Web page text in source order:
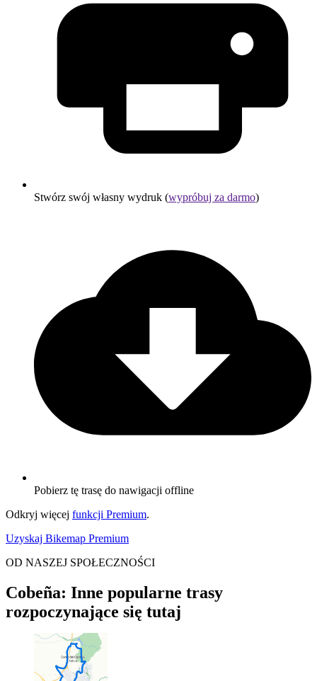
Stwórz swój własny wydruk (wypróbuj za darmo)
Pobierz tę trasę do nawigacji offline
Odkryj więcej funkcji Premium.
Uzyskaj Bikemap Premium
OD NASZEJ SPOŁECZNOŚCI
Cobeña: Inne popularne trasy
rozpoczynające się tutaj